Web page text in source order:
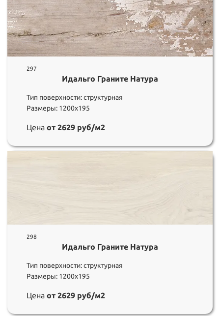
297
Идальго Граните Натура
Тип поверхности: структурная
Размеры: 1200х195
Цена от 2629 руб/м2
298
Идальго Граните Натура
Тип поверхности: структурная
Размеры: 1200х195
Цена от 2629 руб/м2